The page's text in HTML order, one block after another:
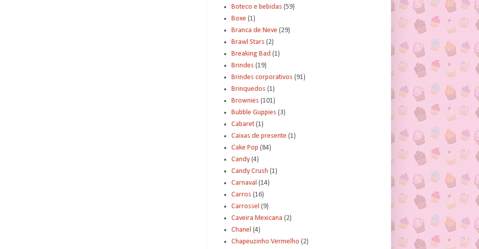
Boteco e bebidas (59)
Boxe (1)
Branca de Neve (29)
Brawl Stars (2)
Breaking Bad (1)
Brindes (19)
Brindes corporativos (91)
Brinquedos (1)
Brownies (101)
Bubble Guppies (3)
Cabaret (1)
Caixas de presente (1)
Cake Pop (84)
Candy (4)
Candy Crush (1)
Carnaval (14)
Carros (16)
Carrossel (9)
Caveira Mexicana (2)
Chanel (4)
Chapeuzinho Vermelho (2)